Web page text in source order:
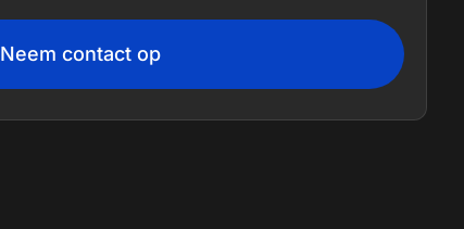
Neem contact op